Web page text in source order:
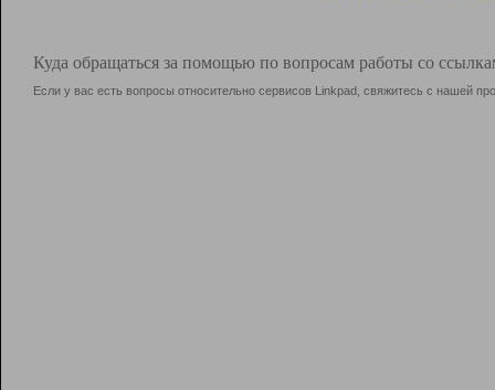
Куда обращаться за помощью по вопросам работы со
Если у вас есть вопросы относительно сервисов Linkpad, свяжитесь с нашей